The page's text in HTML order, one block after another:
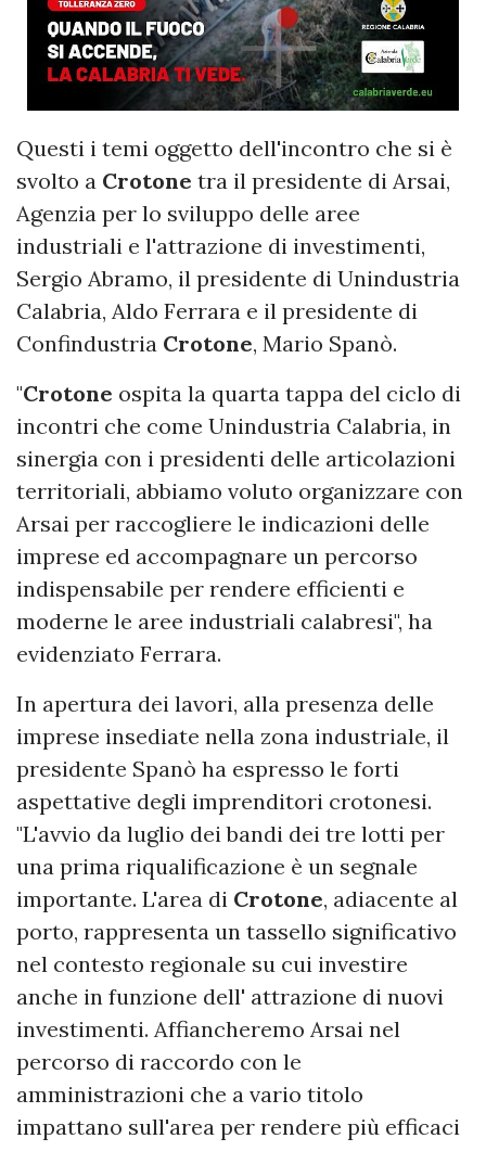
Questi i temi oggetto dell'incontro che si è
svolto a Crotone tra il presidente di Arsai,
Agenzia per lo sviluppo delle aree
industriali e l'attrazione di investimenti,
Sergio Abramo, il presidente di Unindustria
Calabria, Aldo Ferrara e il presidente di
Confindustria Crotone, Mario Spanò.
"Crotone ospita la quarta tappa del ciclo di
incontri che come Unindustria Calabria, in
sinergia con i presidenti delle articolazioni
territoriali, abbiamo voluto organizzare con
Arsai per raccogliere le indicazioni delle
imprese ed accompagnare un percorso
indispensabile per rendere efficienti e
moderne le aree industriali calabresi", ha
evidenziato Ferrara.
In apertura dei lavori, alla presenza delle
imprese insediate nella zona industriale, il
presidente Spanò ha espresso le forti
aspettative degli imprenditori crotonesi.
"L'avvio da luglio dei bandi dei tre lotti per
una prima riqualificazione è un segnale
importante. L'area di Crotone, adiacente al
porto, rappresenta un tassello significativo
nel contesto regionale su cui investire
anche in funzione dell' attrazione di nuovi
investimenti. Affiancheremo Arsai nel
percorso di raccordo con le
amministrazioni che a vario titolo
impattano sull'area per rendere più efficaci